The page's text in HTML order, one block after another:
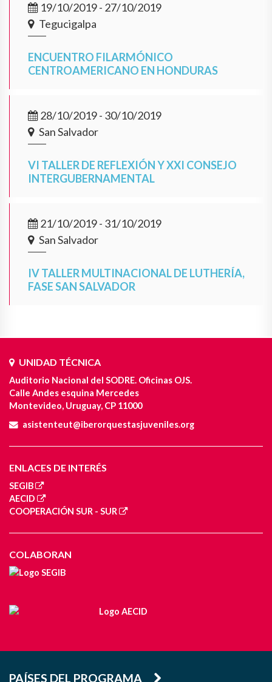
19/10/2019 - 27/10/2019
Tegucigalpa
ENCUENTRO FILARMÓNICO
CENTROAMERICANO EN HONDURAS
28/10/2019 - 30/10/2019
San Salvador
VI TALLER DE REFLEXIÓN Y XXI CONSEJO
INTERGUBERNAMENTAL
21/10/2019 - 31/10/2019
San Salvador
IV TALLER MULTINACIONAL DE LUTHERÍA,
FASE SAN SALVADOR
UNIDAD TÉCNICA
Auditorio Nacional del SODRE. Oficinas OJS.
Calle Andes esquina Mercedes
Montevideo, Uruguay, CP 11000
asistenteut@iberorquestasjuveniles.org
ENLACES DE INTERÉS
SEGIB
AECID
COOPERACIÓN SUR - SUR
COLABORAN
PAÍSES DEL PROGRAMA